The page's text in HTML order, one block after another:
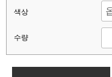
색상
수량